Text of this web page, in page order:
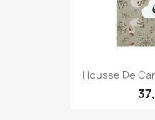
Housse De